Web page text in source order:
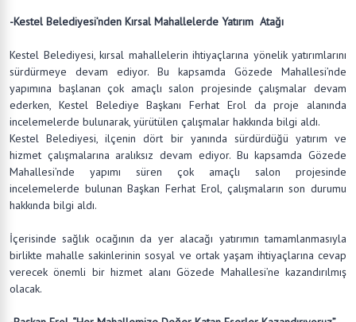
-Kestel Belediyesi’nden Kırsal Mahallelerde Yatırım Atağı
Kestel Belediyesi, kırsal mahallelerin ihtiyaçlarına yönelik yatırımlarını
sürdürmeye devam ediyor. Bu kapsamda Gözede Mahallesi’nde
yapımına başlanan çok amaçlı salon projesinde çalışmalar devam
ederken, Kestel Belediye Başkanı Ferhat Erol da proje alanında
incelemelerde bulunarak, yürütülen çalışmalar hakkında bilgi aldı.
Kestel Belediyesi, ilçenin dört bir yanında sürdürdüğü yatırım ve
hizmet çalışmalarına aralıksız devam ediyor. Bu kapsamda Gözede
Mahallesi’nde yapımı süren çok amaçlı salon projesinde
incelemelerde bulunan Başkan Ferhat Erol, çalışmaların son durumu
hakkında bilgi aldı.
İçerisinde sağlık ocağının da yer alacağı yatırımın tamamlanmasıyla
birlikte mahalle sakinlerinin sosyal ve ortak yaşam ihtiyaçlarına cevap
verecek önemli bir hizmet alanı Gözede Mahallesi’ne kazandırılmış
olacak.